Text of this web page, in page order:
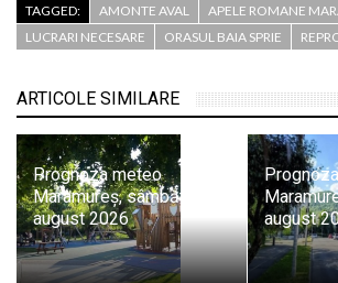
TAGGED:
AMONTE AVAL
APELE ROMANE
LUCRARI NECESARE
ORASUL BAIA SPRIE
ARTICOLE SIMILARE
Prognoza meteo
Maramureș, sâmbătă 8
august 2026
august